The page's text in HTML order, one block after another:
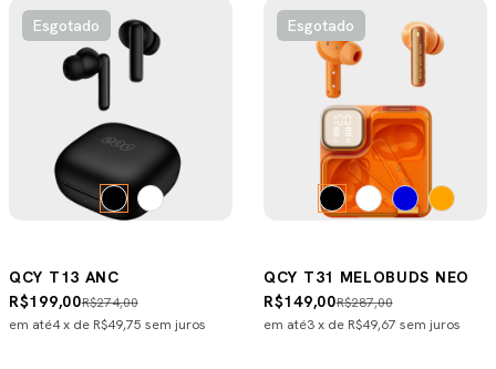
Esgotado
QCY T13 ANC
R$274,00
R$199,00
em até4x de R$49,75 sem juros
Esgotado
QCY T31 MELOBUDS NEO
R$287,00
R$149,00
em até3x de R$49,67 sem juros